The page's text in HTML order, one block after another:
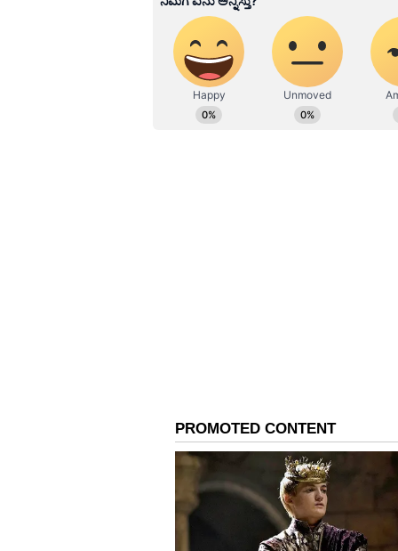
ಉ.ಭಾರತದ ನಕ್ಸಲ್ ಕೊರಿಯರ್‌
ಗುರುವಾರ ರಾತ್ರಿ ಮೆಜೆಸ್ಟಿಕ್ ಕೆಂಪೇಗೌಡ
ಬಂಧಿಸಿದ್ದಾರೆ.
ದೇಣಿಗೆ, ನೇಮಕಾತಿಯಲ್ಲಿ ಪ್ರಮುಖ
ಹೂರಣ ಹೊತ್ತು ತರುವ ಕನ್ನಡಪ್ರಭ,
ಎತ್ತುವ ಕನ್ನಡಪ್ರಭ ದಿನ ಪತ್ರಿಕೆಯಲ್ಲಿ